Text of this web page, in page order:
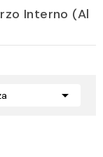
Interno (Al
